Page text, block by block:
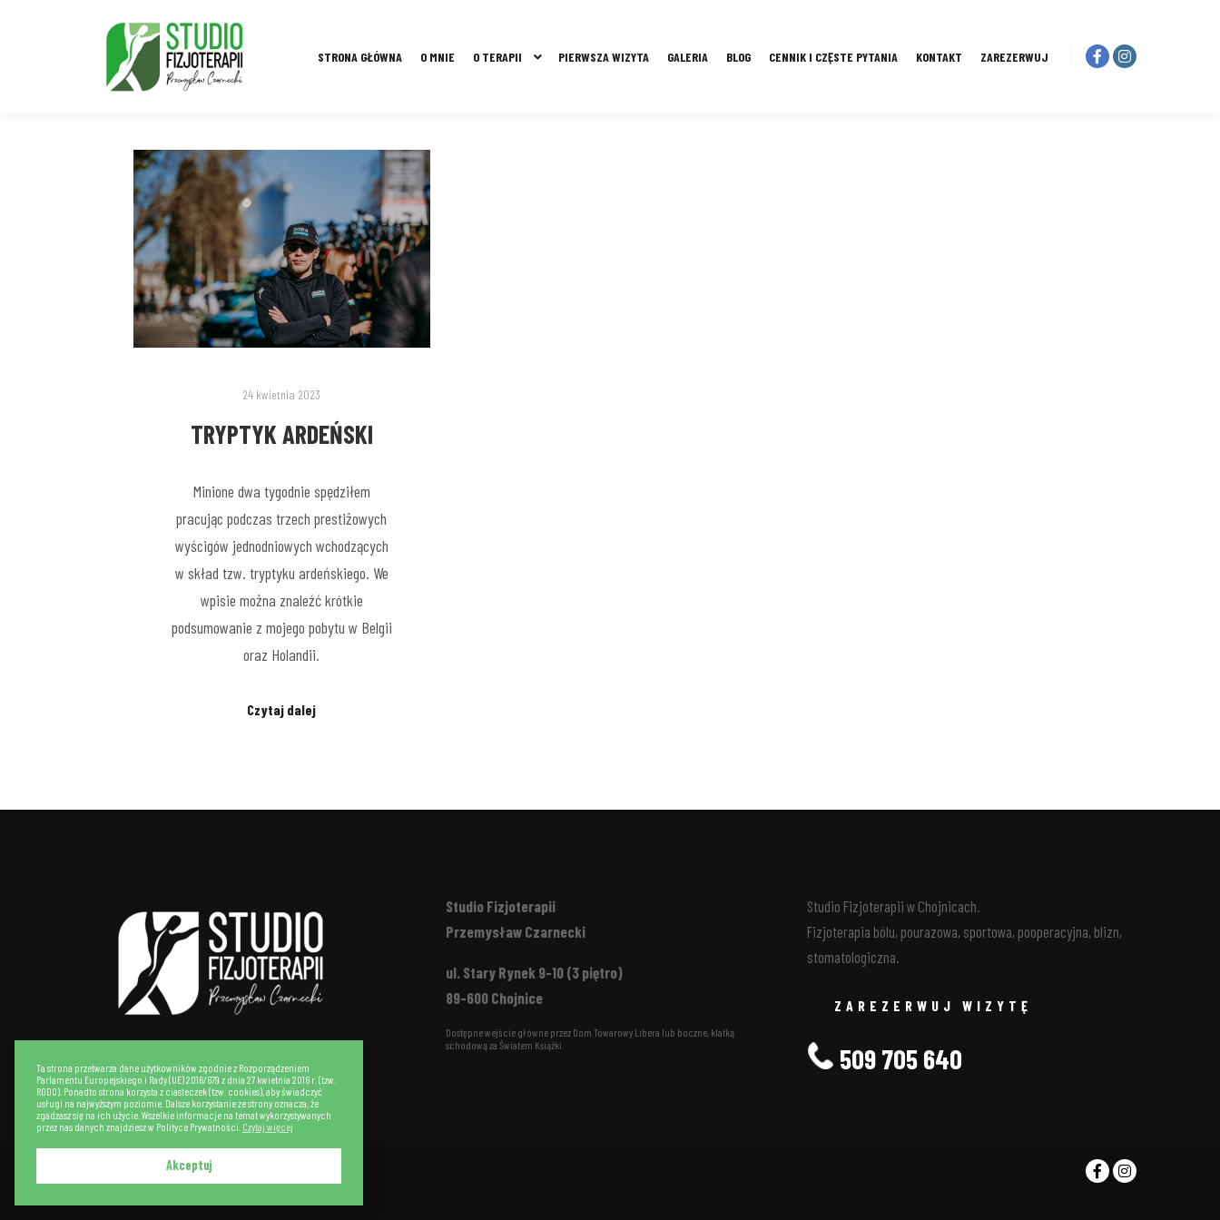
STRONA GŁÓWNA O MNIE O TERAPII PIERWSZA WIZYTA GALERIA BLOG CENNIK I CZĘSTE PYTANIA KONTAKT ZAREZERWUJ
24 kwietnia 2023
TRYPTYK ARDEŃSKI
Minione dwa tygodnie spędziłem
pracując podczas trzech prestiżowych
wyścigów jednodniowych wchodzących
w skład tzw. tryptyku ardeńskiego. We
wpisie można znaleźć krótkie
podsumowanie z mojego pobytu w Belgii
oraz Holandii.
Czytaj dalej
Studio Fizjoterapii
Przemysław Czarnecki
ul. Stary Rynek 9-10 (3 piętro)
89-600 Chojnice
Dostępne wejście główne przez Dom Towarowy Libera lub boczne, klatką
schodową za Światem Książki.
Studio Fizjoterapii w Chojnicach.
Fizjoterapia bólu, pourazowa, sportowa, pooperacyjna, blizn,
stomatologiczna.
ZAREZERWUJ WIZYTĘ
509 705 640
Ta strona przetwarza dane użytkowników zgodnie z Rozporządzeniem
Parlamentu Europejskiego i Rady (UE) 2016/679 z dnia 27 kwietnia 2016 r. (tzw.
RODO). Ponadto strona korzysta z ciasteczek (tzw. cookies), aby świadczyć
usługi na najwyższym poziomie. Dalsze korzystanie ze strony oznacza, że
zgadzasz się na ich użycie. Wszelkie informacje na temat wykorzystywanych
przez nas danych znajdziesz w Polityce Prywatności. Czytaj więcej
Akceptuj